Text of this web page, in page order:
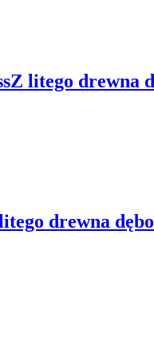
Z litego drewna
drewna